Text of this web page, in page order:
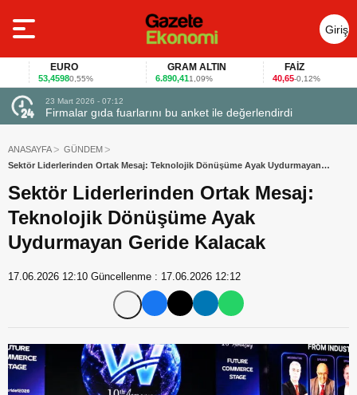
Giriş
Yap
EURO
53,45980,55%
GRAM ALTIN
6.890,411,09%
FAİZ
40,65 -0,12%
23 Mart 2026 - 07:12
Firmalar gıda fuarlarını bu anket ile değerlendirdi
ANASAYFA
GÜNDEM
Sektör Liderlerinden Ortak Mesaj: Teknolojik Dönüşüme Ayak Uydurmayan
Sektör Liderlerinden Ortak Mesaj:
Teknolojik Dönüşüme Ayak
Uydurmayan Geride Kalacak
17.06.2026 12:10 Güncellenme : 17.06.2026 12:12